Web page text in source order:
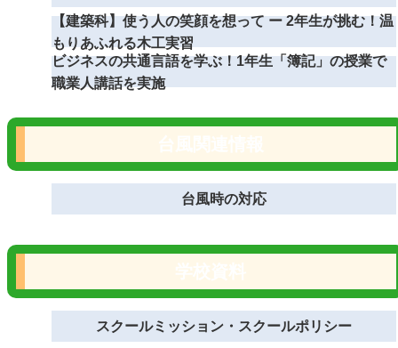
【建築科】使う人の笑顔を想って ー 2年生が挑む！温
もりあふれる木工実習
ビジネスの共通言語を学ぶ！1年生「簿記」の授業で
職業人講話を実施
台風時の対応
スクールミッション・スクールポリシー